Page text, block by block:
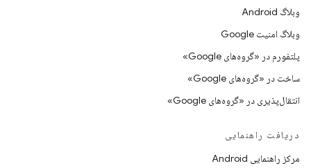
وبلاگ Android
وبلاگ امنیت Google
پلتفورم در «گروه‌های Google»
ساخت در «گروه‌های Google»
انتقال‌پذیری در «گروه‌های Google»
دریافت راهنمایی
مرکز راهنمایی Android